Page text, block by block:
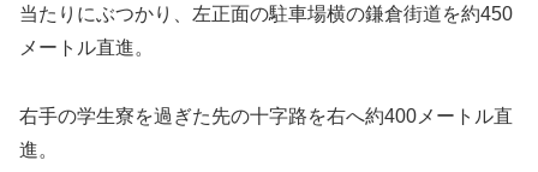
当たりにぶつかり、左正面の駐車場横の鎌倉街道を約450
メートル直進。
右手の学生寮を過ぎた先の十字路を右へ約400メートル直
進。